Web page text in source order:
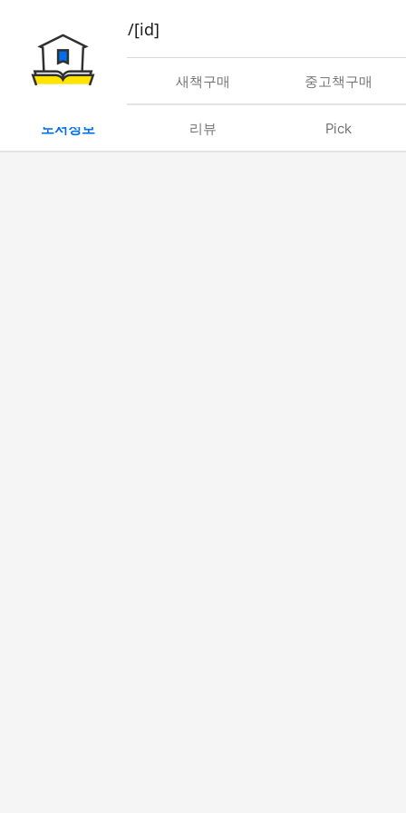
book/rent/[id]
대여 새책구매 중고책구매
도서정보 리뷰 Pick